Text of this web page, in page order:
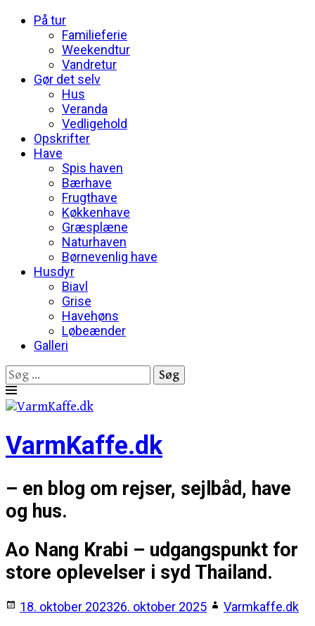
På tur
Familieferie
Weekendtur
Vandretur
Gør det selv
Hus
Veranda
Vedligehold
Opskrifter
Have
Spis haven
Bærhave
Frugthave
Køkkenhave
Græsplæne
Naturhaven
Børnevenlig have
Husdyr
Biavl
Grise
Havehøns
Løbeænder
Galleri
Søg
efter:
Skip
content
VarmKaffe.dk
– en blog om rejser, sejlbåd, have
og hus.
Ao Nang Krabi – udgangspunkt for
store oplevelser i syd Thailand.
18. oktober 202326. oktober 2025
Varmkaffe.dk